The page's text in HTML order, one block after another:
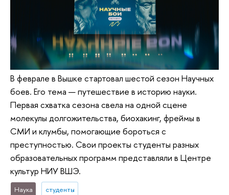
В феврале в Вышке стартовал шестой сезон Научных
боев. Его тема — путешествие в историю науки.
Первая схватка сезона свела на одной сцене
молекулы долгожительства, биохакинг, фреймы в
СМИ и клумбы, помогающие бороться с
преступностью. Свои проекты студенты разных
образовательных программ представляли в Центре
культур НИУ ВШЭ.
Наука студенты